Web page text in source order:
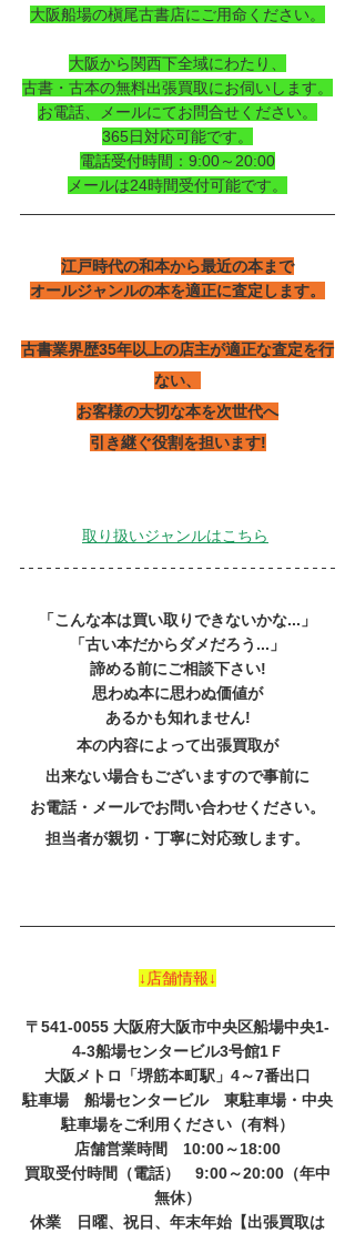
大阪船場の槇尾古書店にご用命ください。
大阪から関西下全域にわたり、
古書・古本の無料出張買取にお伺いします。
お電話、メールにてお問合せください。
365日対応可能です。
電話受付時間：9:00～20:00
メールは24時間受付可能です。
江戸時代の和本から最近の本まで
オールジャンルの本を適正に査定します。
古書業界歴35年以上の店主が適正な査定を行
ない、
お客様の大切な本を次世代へ
引き継ぐ役割を担います!
取り扱いジャンルはこちら
「こんな本は買い取りできないかな...」
「古い本だからダメだろう...」
諦める前にご相談下さい!
思わぬ本に思わぬ価値が
あるかも知れません!
本の内容によって出張買取が
出来ない場合もございますので事前に
お電話・メールでお問い合わせください。
担当者が親切・丁寧に対応致します。
↓店舗情報↓
〒541-0055 大阪府大阪市中央区船場中央1-
4-3船場センタービル3号館1Ｆ
大阪メトロ「堺筋本町駅」4～7番出口
駐車場　船場センタービル　東駐車場・中央
駐車場をご利用ください（有料）
店舗営業時間　10:00～18:00
​買取受付時間（電話）　9:00～20:00（年中
無休）
​​休業　日曜、祝日、年末年始【出張買取は